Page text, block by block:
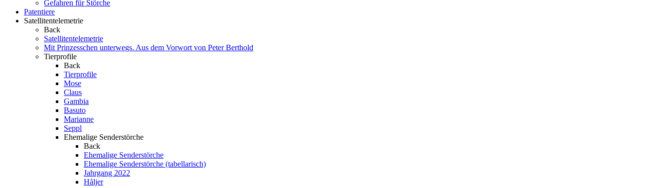
Gefahren für Störche
Patentiere
Satellitentelemetrie
Back
Satellitentelemetrie
Mit Prinzesschen unterwegs. Aus dem Vorwort von Peter Berthold
Tierprofile
Back
Tierprofile
Mose
Claus
Gambia
Basuto
Marianne
Seppl
Ehemalige Senderstörche
Back
Ehemalige Senderstörche
Ehemalige Senderstörche (tabellarisch)
Jahrgang 2022
Håljer